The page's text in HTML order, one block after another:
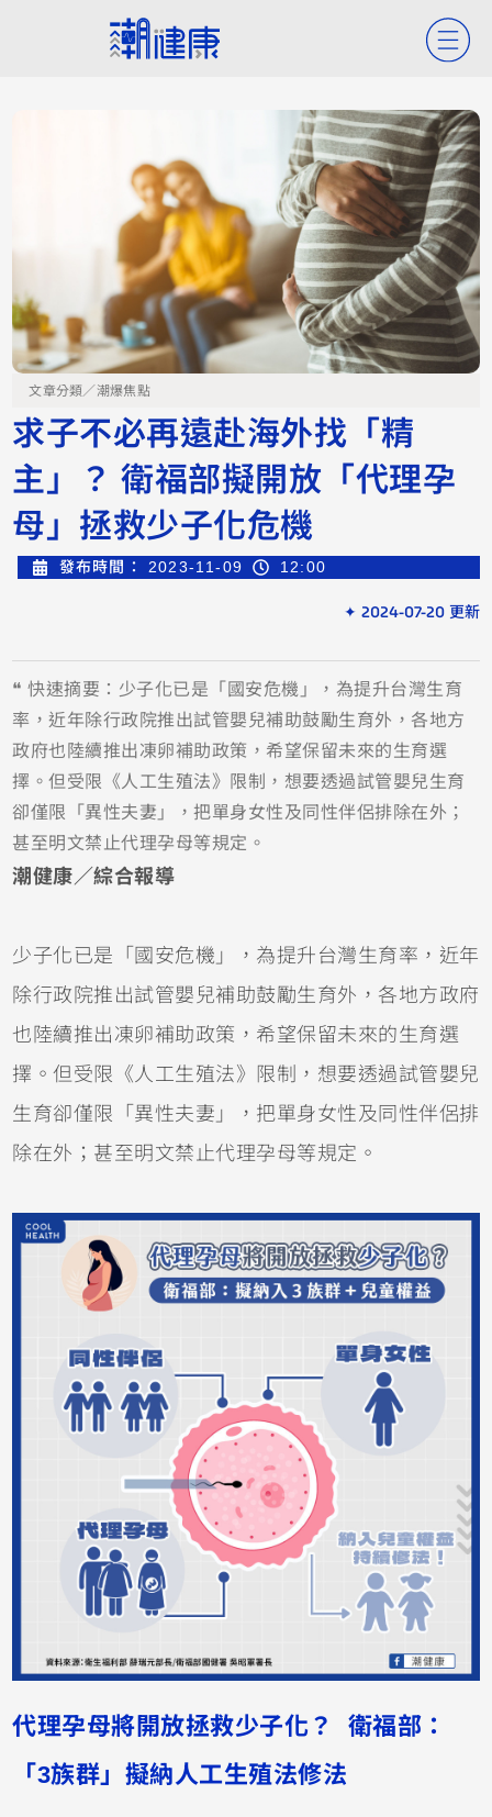
文章分類／潮爆焦點
求子不必再遠赴海外找「精
主」？ 衛福部擬開放「代理孕
母」拯救少子化危機
發布時間： 2023-11-09 12:00
✦ 2024-07-20 更新
❝ 快速摘要：少子化已是「國安危機」，為提升台灣生育
率，近年除行政院推出試管嬰兒補助鼓勵生育外，各地方
政府也陸續推出凍卵補助政策，希望保留未來的生育選
擇。但受限《人工生殖法》限制，想要透過試管嬰兒生育
卻僅限「異性夫妻」，把單身女性及同性伴侶排除在外；
甚至明文禁止代理孕母等規定。
潮健康／綜合報導
少子化已是「國安危機」，為提升台灣生育率，近年
除行政院推出試管嬰兒補助鼓勵生育外，各地方政府
也陸續推出凍卵補助政策，希望保留未來的生育選
擇。但受限《人工生殖法》限制，想要透過試管嬰兒
生育卻僅限「異性夫妻」，把單身女性及同性伴侶排
除在外；甚至明文禁止代理孕母等規定。
代理孕母將開放拯救少子化？ 衛福部：
「3族群」擬納人工生殖法修法